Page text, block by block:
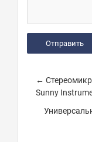
←
Sunny